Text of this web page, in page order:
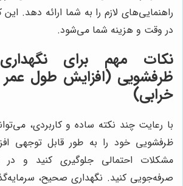
راهنمایی‌های لازم را به شما ارائه دهد.
در وقت و هزینه شما می‌شود.
نکات مهم برای
ظرفشویی (افزایش طول عمر
خرابی)
با رعایت چند نکته ساده و کاربردی،
ظرفشویی خود را به طور قابل توجهی
مشکلات احتمالی جلوگیری کنید و در
صرفه‌جویی کنید. نگهداری صحیح،